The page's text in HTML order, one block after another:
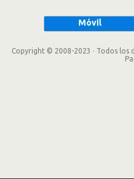
Móvil
Copyright © 2008-2023 · Todos los